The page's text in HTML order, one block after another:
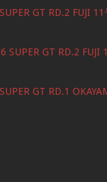
GT RD.2 FUJI
SUPER GT RD.2 FUJI
GT RD.1